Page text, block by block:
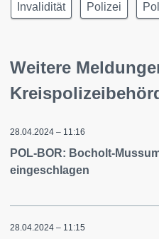
Invalidität Polizei
Weitere
28.04.2024 – 11:16
POL-BOR: Bocholt-
eingeschlagen
28.04.2024 – 11:15